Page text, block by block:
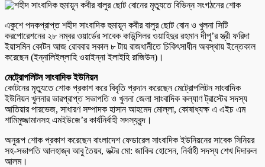
একুশে পদকপ্রাপ্ত শহীদ সাংবাদিক হুমায়ূন কবীর বালুর ছোট বোন ও খুলনা সিটি
করপোরেশনের ২৮ নম্বর ওয়ার্ডের সাবেক কাউন্সিলর ওয়াহিদুর রহমান দীপু’র স্ত্রী ফরিদা
ইয়াসমিন কোটন আজ রোববার সকাল ৮ টায় রাজধানীতে চিকিৎসাধীন অবস্থায় ইন্তেকাল
করেছেন (ইন্নালিইল্লাহি ওয়াইন্না ইলাইহি রাজিউন)।
মেট্রোপলিটন সাংবাদিক ইউনিয়ন
কোটনের মৃত্যুতে শোক প্রকাশ করে বিবৃতি প্রদান করেছেন মেট্রোপলিটন সাংবাদিক
ইউনিয়ন খুলনার ভারপ্রাপ্ত সভাপতি ও খুলনা জেলা সাংবাদিক কল্যাণ ট্রাস্টের সদস্য
আতিয়ার পারভেজ, সাধারণ সম্পাদক হাসান আহমেদ মোল্লা, কোষাধ্যক্ষ এ এইচ এম
শামিমুজ্জামানসহ এমইউজে’র কার্যনির্বাহী সদস্যবৃন্দ।
অনুরূপ শোক প্রকাশ করেছেন বাংলাদেশ ফেডারেল সাংবাদিক ইউনিয়নের সাবেক সিনিয়র
সহ-সভাপতি আলহাজ্ব আবু তৈয়ব, ডক্টর মো: জাকির হোসেন, নির্বাহী সদস্য শেখ দিদারুল
আলম।